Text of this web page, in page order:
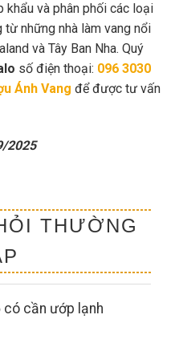
khẩu và phân phối các loại
từ những nhà làm vang nổi
và Tây Ban Nha. Quý
số điện thoại: 096 3030
Ánh Vang để được tư vấn
2025
THƯỜNG
có cần ướp lạnh